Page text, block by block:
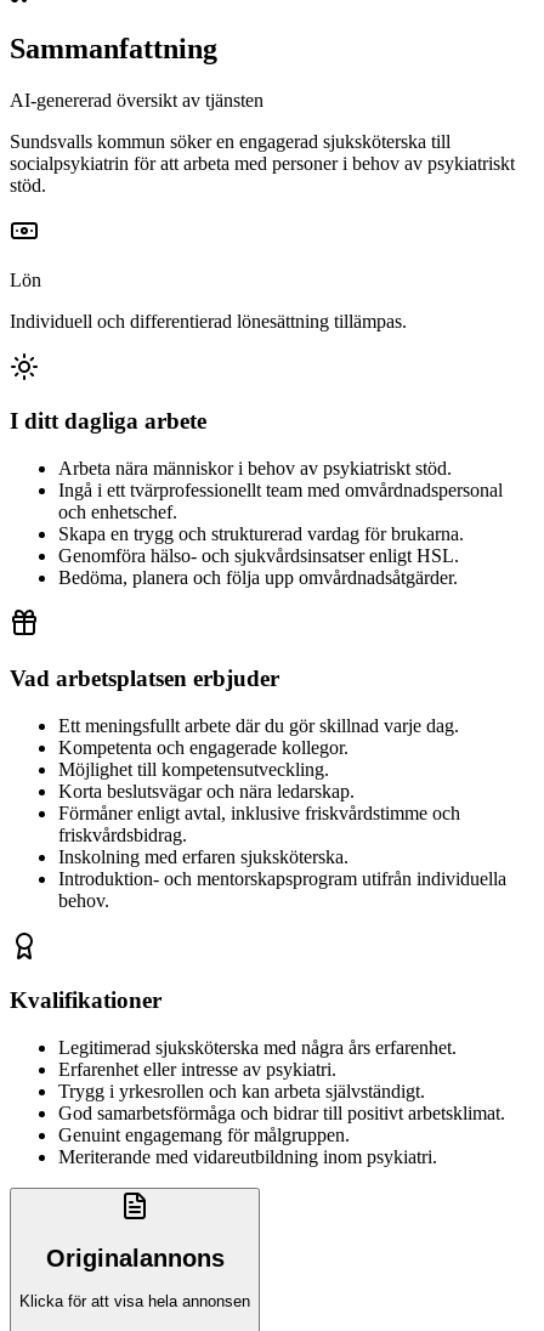
Sammanfattning
AI-genererad översikt av tjänsten
Sundsvalls kommun söker en engagerad sjuksköterska till
socialpsykiatrin för att arbeta med personer i behov av psykiatriskt
stöd.
Lön
Individuell och differentierad lönesättning tillämpas.
I ditt dagliga arbete
Arbeta nära människor i behov av psykiatriskt stöd.
Ingå i ett tvärprofessionellt team med omvårdnadspersonal
och enhetschef.
Skapa en trygg och strukturerad vardag för brukarna.
Genomföra hälso- och sjukvårdsinsatser enligt HSL.
Bedöma, planera och följa upp omvårdnadsåtgärder.
Vad arbetsplatsen erbjuder
Ett meningsfullt arbete där du gör skillnad varje dag.
Kompetenta och engagerade kollegor.
Möjlighet till kompetensutveckling.
Korta beslutsvägar och nära ledarskap.
Förmåner enligt avtal, inklusive friskvårdstimme och
friskvårdsbidrag.
Inskolning med erfaren sjuksköterska.
Introduktion- och mentorskapsprogram utifrån individuella
behov.
Kvalifikationer
Legitimerad sjuksköterska med några års erfarenhet.
Erfarenhet eller intresse av psykiatri.
Trygg i yrkesrollen och kan arbeta självständigt.
God samarbetsförmåga och bidrar till positivt arbetsklimat.
Genuint engagemang för målgruppen.
Meriterande med vidareutbildning inom psykiatri.
Originalannons
Klicka för att visa hela annonsen